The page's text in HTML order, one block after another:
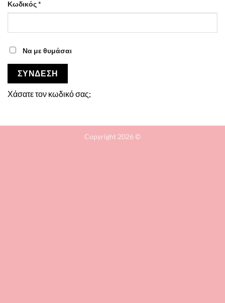
Κωδικός*
Να με θυμάσαι
ΣΎΝΔΕΣΗ
Χάσατε τον κωδικό σας;
Copyright 2026 ©